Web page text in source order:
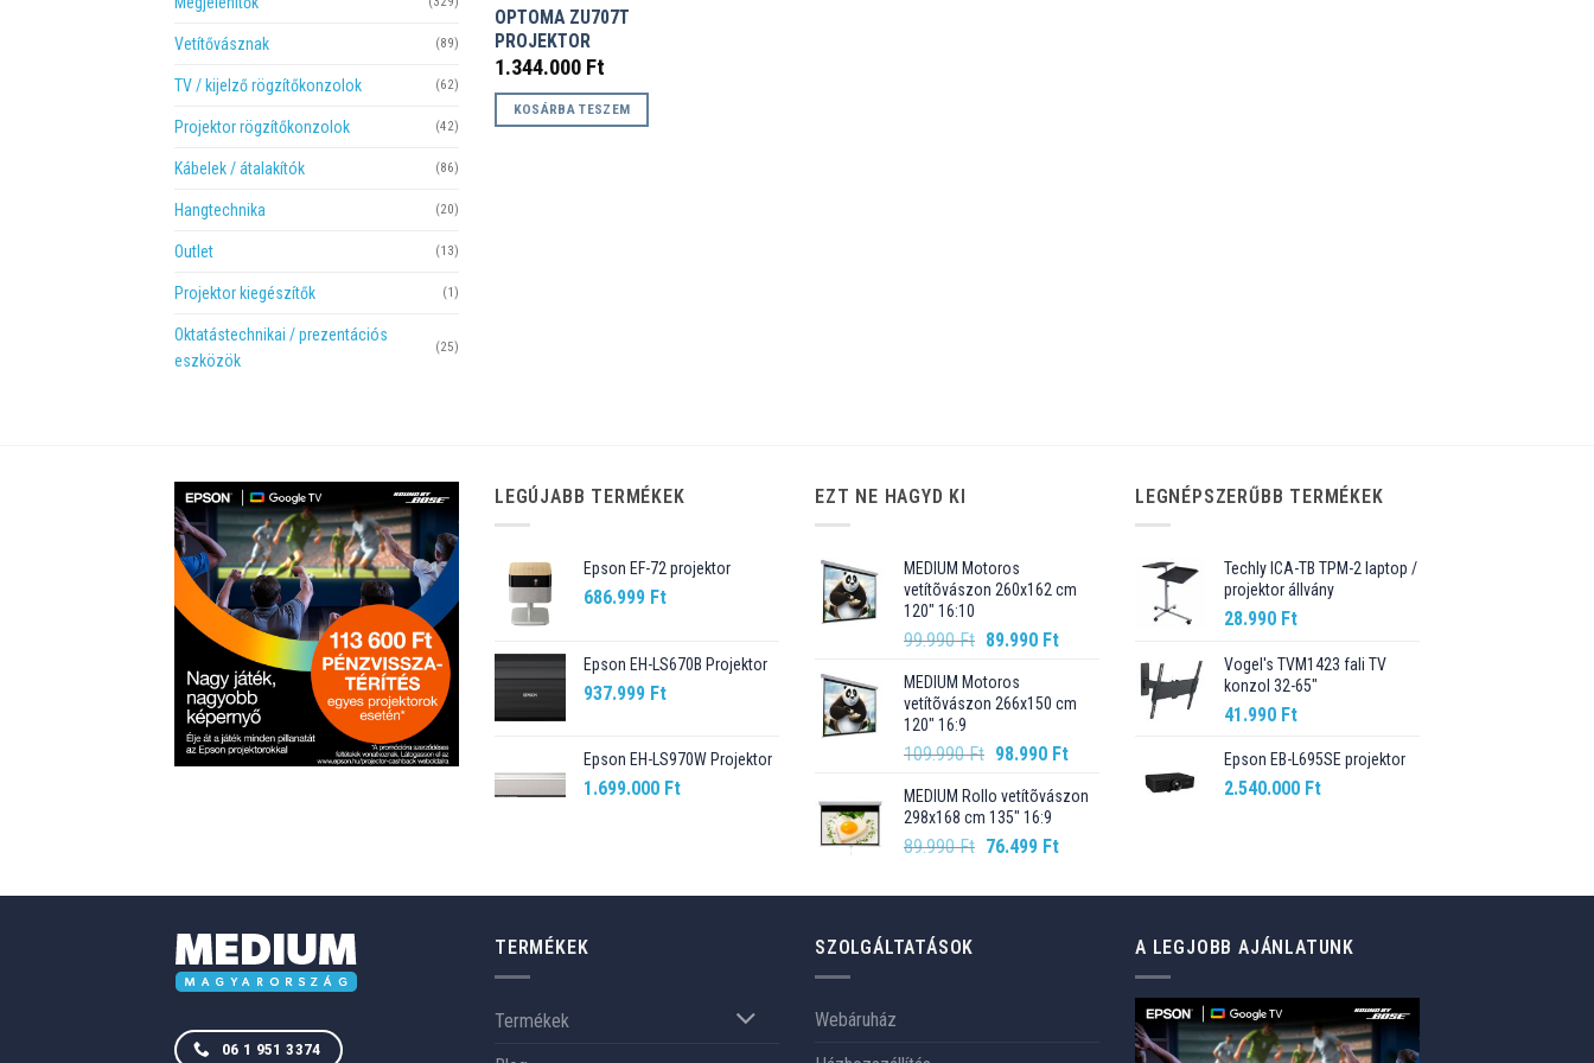
Vetítővásznak (89)
TV / kijelző rögzítőkonzolok (62)
Projektor rögzítőkonzolok (42)
Kábelek / átalakítók (86)
Hangtechnika (20)
Outlet (13)
Projektor kiegészítők (1)
Oktatástechnikai / prezentációs
eszközök
(25)
OPTOMA ZU707T
PROJEKTOR
1.344.000 Ft
KOSÁRBA TESZEM
LEGÚJABB TERMÉKEK
Epson EF-72 projektor
686.999 Ft
Epson EH-LS670B Projektor
937.999 Ft
Epson EH-LS970W Projektor
1.699.000 Ft
EZT NE HAGYD KI
MEDIUM Motoros
vetítõvászon 260x162 cm
120" 16:10
99.990Ft Original
was:
99.990 Ft.
89.990 FtCurrent
89.990 Ft.
MEDIUM Motoros
vetítõvászon 266x150 cm
120" 16:9
109.990Ft Original
was:
109.990 Ft.
98.990 FtCurrent
is:
MEDIUM Rollo vetítõvászon
298x168 cm 135" 16:9
89.990Ft Original
was:
76.499 FtCurrent
is:
LEGNÉPSZERŰBB TERMÉKEK
Techly ICA-TB TPM-2 laptop /
projektor állvány
28.990 Ft
Vogel's TVM1423 fali TV
konzol 32-65"
41.990 Ft
Epson EB-L695SE projektor
2.540.000 Ft
06 1 951 3374
TERMÉKEK
Termékek
SZOLGÁLTATÁSOK
Webáruház
A LEGJOBB AJÁNLATUNK